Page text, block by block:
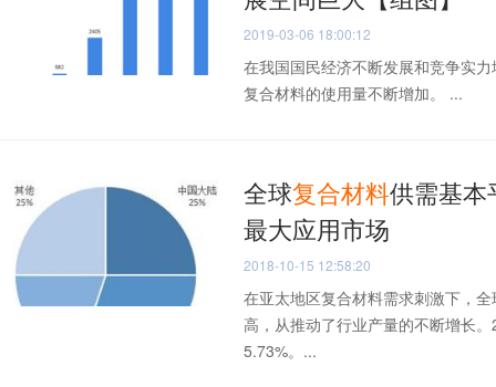
2019-03-06 18:00:12
在我国国民经济不断发展和竞争实
复合材料的使用量不断增加。 ...
全球复合材料供需基
最大应用市场
2018-10-15 12:58:20
在亚太地区复合材料需求刺激下，
高，从推动了行业产量的不断增长
5.73%。...